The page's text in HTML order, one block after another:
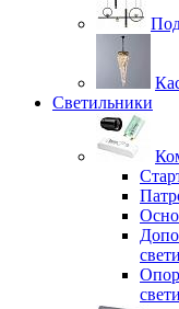
Светильники